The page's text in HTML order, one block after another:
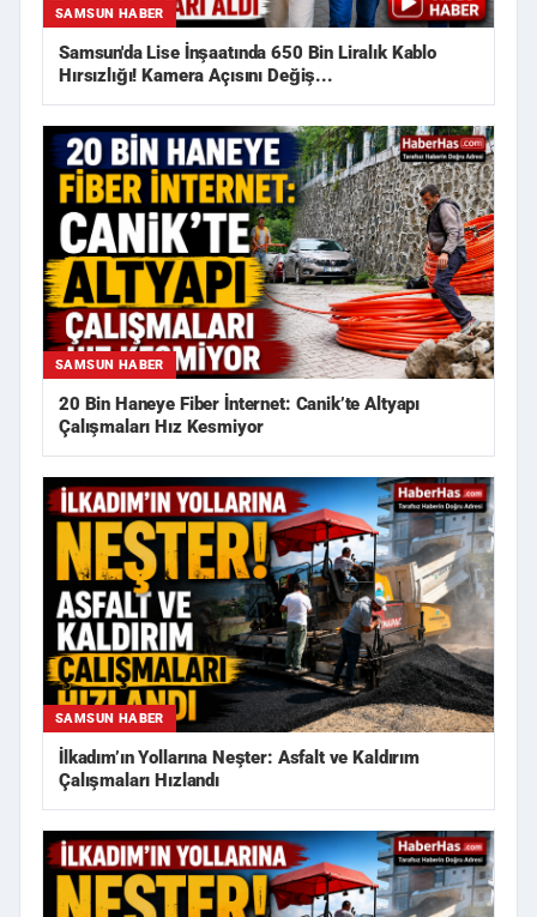
SAMSUN HABER
Samsun'da Lise İnşaatında 650 Bin Liralık Kablo
Hırsızlığı! Kamera Açısını Değiş...
SAMSUN HABER
20 Bin Haneye Fiber İnternet: Canik’te Altyapı
Çalışmaları Hız Kesmiyor
SAMSUN HABER
İlkadım’ın Yollarına Neşter: Asfalt ve Kaldırım
Çalışmaları Hızlandı